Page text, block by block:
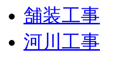
舗装工事
河川工事